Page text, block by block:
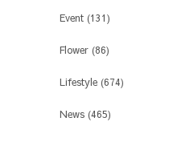
Event (131)
Flower (86)
Lifestyle (674)
News (465)